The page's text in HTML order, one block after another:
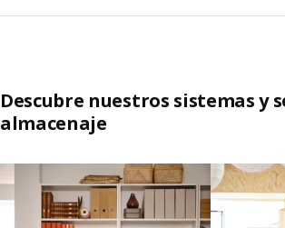
Descubre nuestros sistemas y
almacenaje